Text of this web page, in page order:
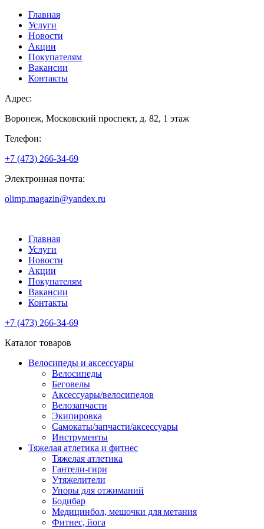
Главная
Услуги
Новости
Акции
Покупателям
Вакансии
Контакты
Адрес:
Воронеж, Московский проспект, д. 82, 1 этаж
Телефон:
+7 (473) 266-34-69
Электронная почта:
olimp.magazin@yandex.ru
Главная
Услуги
Новости
Акции
Покупателям
Вакансии
Контакты
+7 (473) 266-34-69
Каталог товаров
Велосипеды и аксессуары
Велосипеды
Беговелы
Аксессуары/велосипедов
Велозапчасти
Экипировка
Самокаты/запчасти/аксессуары
Инструменты
Тяжелая атлетика и фитнес
Тяжелая атлетика
Гантели-гири
Утяжелители
Упоры для отжиманий
Бодибар
Медицинбол, мешочки для метания
Фитнес, йога